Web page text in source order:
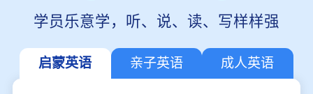
学员乐意学，听、说、读、写样样强
启蒙英语 亲子英语 成人英语